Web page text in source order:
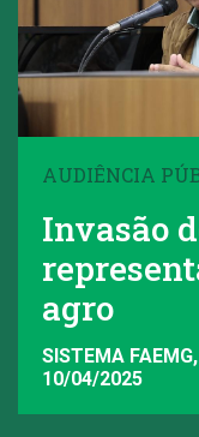
AUDIÊNCIA
Invasão
agro
SISTEMA
10/04/2025